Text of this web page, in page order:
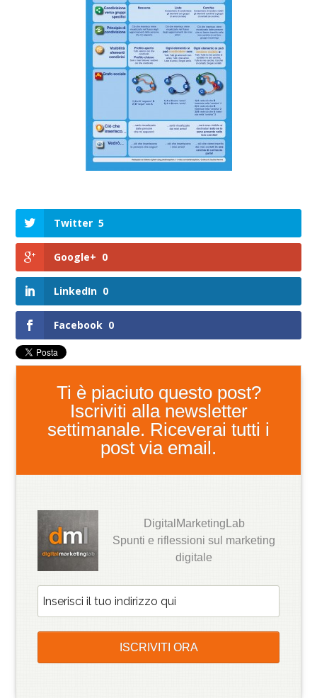
Twitter 5
Google+ 0
LinkedIn 0
Facebook 0
Ti è piaciuto questo post?
Iscriviti alla newsletter
settimanale. Riceverai tutti i
post via email.
DigitalMarketingLab
Spunti e riflessioni sul marketing
digitale